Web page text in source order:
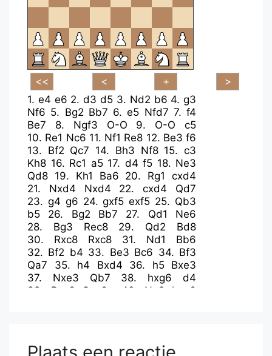
1. e4 e6 2.d3 d5 3. Nd2 b6 4.g3
Nf6 5. Bg2 Bb7 6.e5 Nfd7 7. f4
Be7
8. Ngf3 O-O 9. O-O
c5
10. Re1 Nc6 11. Nf1 Re8 12. Be3 f6
13. Bf2 Qc7 14. Bh3 Nf8 15.c3
Kh8 16. Rc1 a5 17. d4 f5 18. Ne3
Qd8 19. Kh1 Ba6 20. Rg1
cxd4
21. Nxd4 Nxd4 22.cxd4
Qd7
23. g4 g6 24.gxf5 exf5 25. Qb3
b5
26. Bg2 Bb7 27. Qd1
Ne6
28. Bg3 Rec8 29. Qd2
Bd8
30. Rxc8 Rxc8 31. Nd1
Bb6
32. Bf2 b4 33. Be3 Bc6 34. Bf3
Qa7
35. h4 Bxd4 36. h5
Bxe3
37. Nxe3 Qb7 38. hxg6
d4
39. Bxc6 Qxc6+ 40. Ng2
hxg6